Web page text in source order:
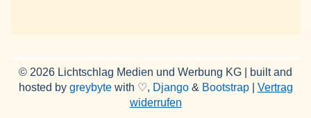
© 2026 Lichtschlag Medien und Werbung KG | built and
hosted by greybytewith ♡, Django& Bootstrap| Vertrag
widerrufen